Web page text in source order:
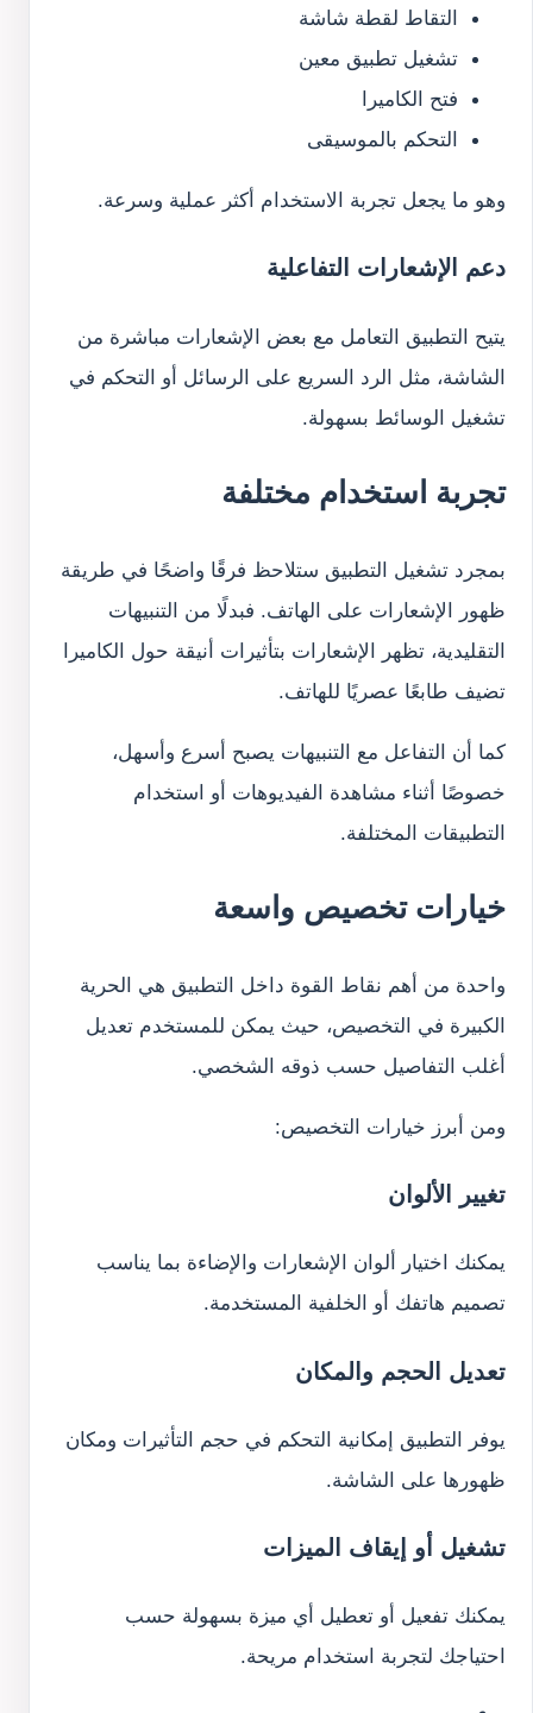
التقاط لقطة شاشة
تشغيل تطبيق معين
فتح الكاميرا
التحكم بالموسيقى
وهو ما يجعل تجربة الاستخدام أكثر عملية وسرعة.
دعم الإشعارات التفاعلية
يتيح التطبيق التعامل مع بعض الإشعارات مباشرة من
الشاشة، مثل الرد السريع على الرسائل أو التحكم في
تشغيل الوسائط بسهولة.
تجربة استخدام مختلفة
بمجرد تشغيل التطبيق ستلاحظ فرقًا واضحًا في طريقة
ظهور الإشعارات على الهاتف. فبدلًا من التنبيهات
التقليدية، تظهر الإشعارات بتأثيرات أنيقة حول الكاميرا
تضيف طابعًا عصريًا للهاتف.
كما أن التفاعل مع التنبيهات يصبح أسرع وأسهل،
خصوصًا أثناء مشاهدة الفيديوهات أو استخدام
التطبيقات المختلفة.
خيارات تخصيص واسعة
واحدة من أهم نقاط القوة داخل التطبيق هي الحرية
الكبيرة في التخصيص، حيث يمكن للمستخدم تعديل
أغلب التفاصيل حسب ذوقه الشخصي.
ومن أبرز خيارات التخصيص:
تغيير الألوان
يمكنك اختيار ألوان الإشعارات والإضاءة بما يناسب
تصميم هاتفك أو الخلفية المستخدمة.
تعديل الحجم والمكان
يوفر التطبيق إمكانية التحكم في حجم التأثيرات ومكان
ظهورها على الشاشة.
تشغيل أو إيقاف الميزات
يمكنك تفعيل أو تعطيل أي ميزة بسهولة حسب
احتياجك لتجربة استخدام مريحة.